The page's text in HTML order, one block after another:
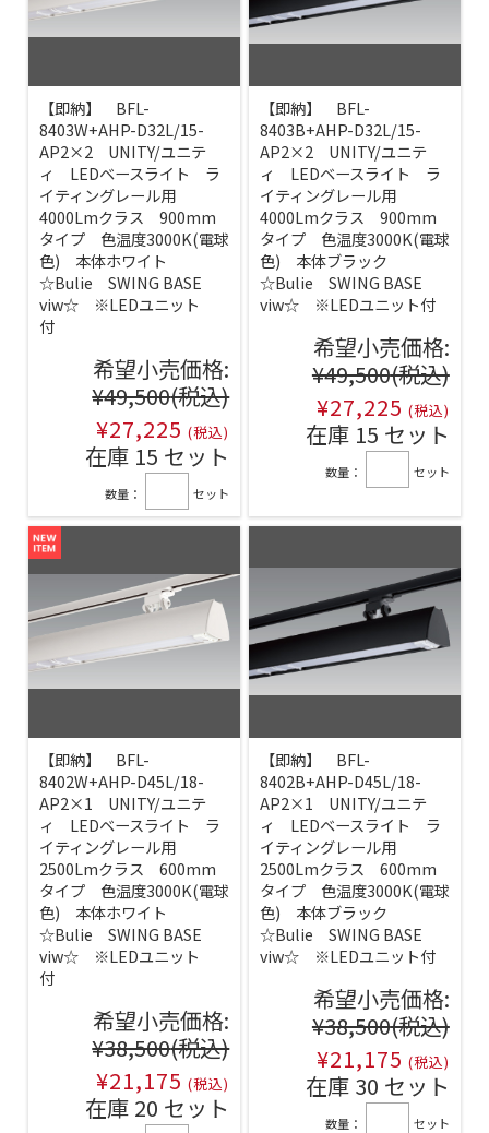
【即納】 BFL-
8403W+AHP-D32L/15-
AP2×2 UNITY/ユニテ
ィ LEDベースライト ラ
イティングレール用
4000Lmクラス 900mm
タイプ 色温度3000K(電球
色) 本体ホワイト
☆Bulie SWING BASE
viw☆ ※LEDユニット
付
希望小売価格:
¥49,500(税込)
¥27,225 (税込)
在庫 15 セット
数量： セット
【即納】 BFL-
8403B+AHP-D32L/15-
AP2×2 UNITY/ユニテ
ィ LEDベースライト ラ
イティングレール用
4000Lmクラス 900mm
タイプ 色温度3000K(電球
色) 本体ブラック
☆Bulie SWING BASE
viw☆ ※LEDユニット付
希望小売価格:
¥49,500(税込)
¥27,225 (税込)
在庫 15 セット
数量： セット
【即納】 BFL-
8402W+AHP-D45L/18-
AP2×1 UNITY/ユニテ
ィ LEDベースライト ラ
イティングレール用
2500Lmクラス 600mm
タイプ 色温度3000K(電球
色) 本体ホワイト
☆Bulie SWING BASE
viw☆ ※LEDユニット
付
希望小売価格:
¥38,500(税込)
¥21,175 (税込)
在庫 20 セット
【即納】 BFL-
8402B+AHP-D45L/18-
AP2×1 UNITY/ユニテ
ィ LEDベースライト ラ
イティングレール用
2500Lmクラス 600mm
タイプ 色温度3000K(電球
色) 本体ブラック
☆Bulie SWING BASE
viw☆ ※LEDユニット付
希望小売価格:
¥38,500(税込)
¥21,175 (税込)
在庫 30 セット
数量： セット